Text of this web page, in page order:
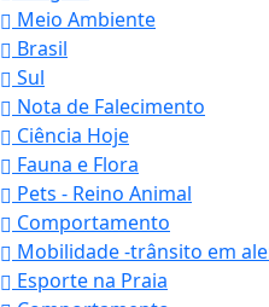
Meio Ambiente
Brasil
Sul
Nota de Falecimento
Ciência Hoje
Fauna e Flora
Pets - Reino Animal
Comportamento
Mobilidade -trânsito em
Esporte na Praia